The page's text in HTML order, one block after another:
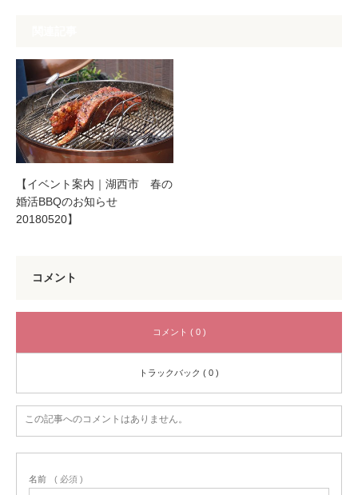
【イベント案内｜湖西市 春の
婚活BBQのお知らせ
20180520】
コメント
コメント ( 0 )
トラックバック ( 0 )
この記事へのコメントはありません。
名前 ( 必須 )